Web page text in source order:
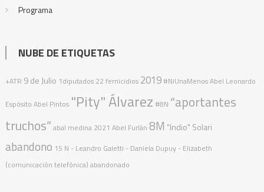
Programa
NUBE DE ETIQUETAS
+ATR 9 de Julio 1diputados 22 femicidios 2019 #NiUnaMenosAbel Leonardo
Espósito Abel Pintos "Pity" Álvarez #8N “aportantes
truchos” abal medina 2021 Abel Furlán 8M "Indio" Solari
abandono 15 N - Leandro Galetti - Daniela Dupuy - Elizabeth
(comunicación telefónica) abandonado